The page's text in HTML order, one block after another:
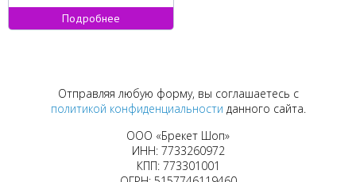
Подробнее
Отправляя любую форму, вы соглашаетесь с
политикой конфиденциальности данного сайта.
ООО «Брекет Шоп»
ИНН: 7733260972
КПП: 773301001